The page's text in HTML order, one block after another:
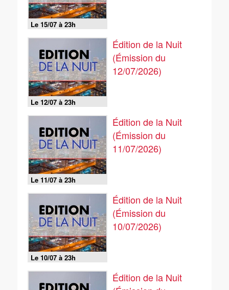
Le 15/07 à 23h
Le 12/07 à 23h
Édition de la Nuit
(Émission du
12/07/2026)
Le 11/07 à 23h
Édition de la Nuit
(Émission du
11/07/2026)
Le 10/07 à 23h
Édition de la Nuit
(Émission du
10/07/2026)
Édition de la Nuit